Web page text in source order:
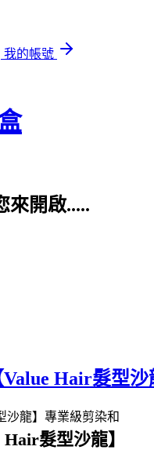
我的帳號
來開啟.....
Hair髮型
髮型沙龍】